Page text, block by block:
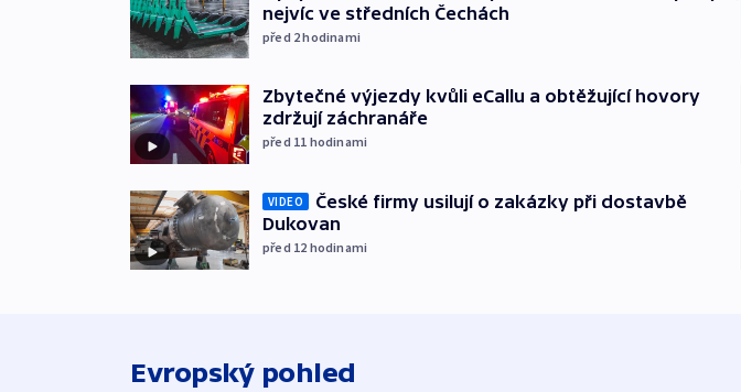
nejvíc ve středních Čechách
před 2hodinami
Zbytečné výjezdy kvůli eCallu a obtěžující hovory
zdržují záchranáře
před 11 hodinami
VIDEO
České firmy usilují o zakázky při dostavbě
Dukovan
před 12 hodinami
Evropský pohled